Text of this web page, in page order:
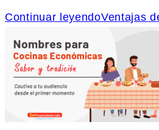
Continuar leyendoVentajas